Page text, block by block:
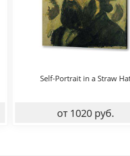
Self-Portrait in a Straw
от 1020 руб.